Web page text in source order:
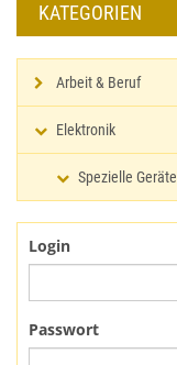
KATEGORIEN
Arbeit & Beruf
Elektronik
Spezielle Geräte
Login
Passwort